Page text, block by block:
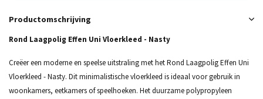
Productomschrijving
Rond Laagpolig Effen Uni Vloerkleed - Nasty
Creëer een moderne en speelse uitstraling met het Rond Laagpolig Effen Uni
Vloerkleed - Nasty. Dit minimalistische vloerkleed is ideaal voor gebruik in
woonkamers, eetkamers of speelhoeken. Het duurzame polypropyleen